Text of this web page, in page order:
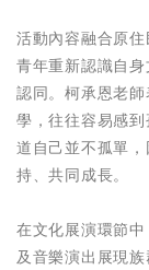
活動內容融合原
青年重新認識自
認同。柯承恩老
學，往往容易感
道自己並不孤單
持、共同成長。
在文化展演環節
及音樂演出展現